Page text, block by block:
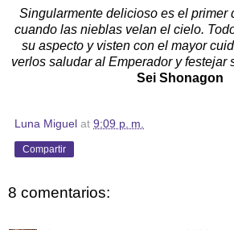
Singularmente delicioso es el primer
cuando las nieblas velan el cielo.
su aspecto y visten con el mayor
verlos saludar al Emperador y festejar
Sei Shonagon
Luna Miguel at 9:09 p. m.
Compartir
8 comentarios: